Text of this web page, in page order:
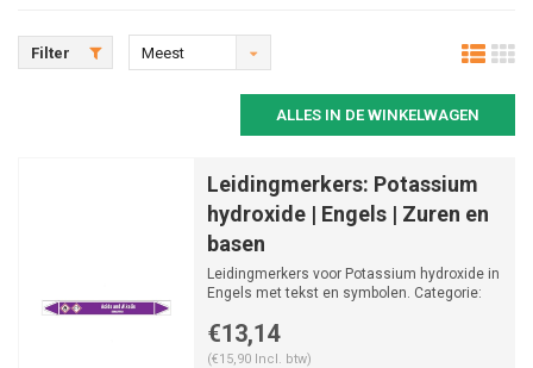
Filter
Meest
ALLES IN DE WINKELWAGEN
Leidingmerkers: Potassium
hydroxide | Engels | Zuren en
basen
Leidingmerkers voor Potassium hydroxide in
Engels met tekst en symbolen. Categorie:
€13,14
(€15,90 Incl. btw)